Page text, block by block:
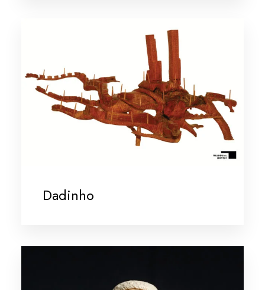
Dadinho